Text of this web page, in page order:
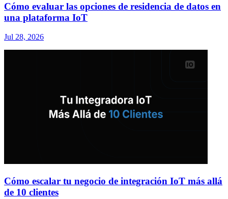
Cómo evaluar las opciones de residencia de datos en
una plataforma IoT
Jul 28, 2026
Cómo escalar tu negocio de integración IoT más allá
de 10 clientes